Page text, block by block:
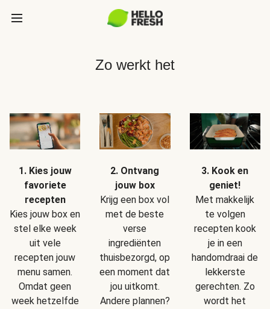
Zo werkt het
1. Kies jouw
favoriete
recepten
Kies jouw box en
stel elke week
uit vele
recepten jouw
menu samen.
Omdat geen
week hetzelfde
2. Ontvang
jouw box
Krijg een box vol
met de beste
verse
ingrediënten
thuisbezorgd, op
een moment dat
jou uitkomt.
Andere plannen?
3. Kook en
geniet!
Met makkelijk
te volgen
recepten kook
je in een
handomdraai de
lekkerste
gerechten. Zo
wordt het